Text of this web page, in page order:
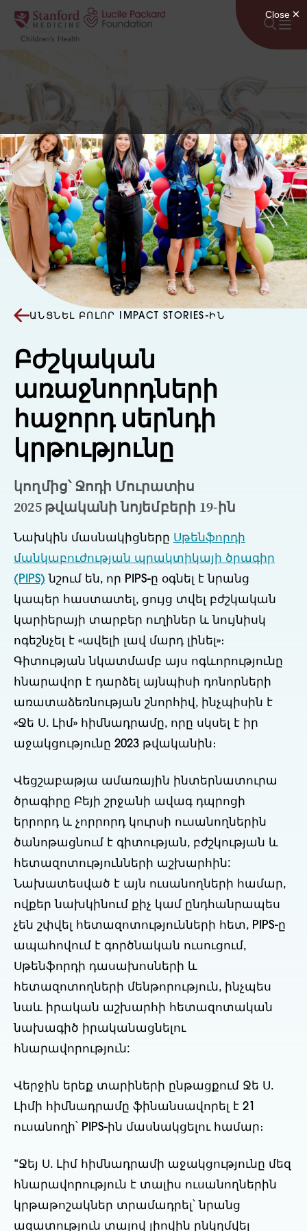
Անցնել բովանդակությանը
ԱՆՑՆԵԼ ԲՈԼՈՐ IMPACT STORIES-ԻՆ
Բժշկական
առաջնորդների
հաջորդ սերնդի
կրթությունը
կողմից՝ Ջոդի Մուրատիս
2025 թվականի նոյեմբերի 19-ին
Նախկին մասնակիցները Սթենֆորդի
մանկաբուժության պրակտիկայի ծրագիր
(PIPS) նշում են, որ PIPS-ը օգնել է նրանց
կապեր հաստատել, ցույց տվել բժշկական
կարիերայի տարբեր ուղիներ և նույնիսկ
ոգեշնչել է «ավելի լավ մարդ լինել»։
Գիտության նկատմամբ այս ոգևորությունը
հնարավոր է դարձել այնպիսի դոնորների
առատաձեռնության շնորհիվ, ինչպիսին է
«Ջե Ս. Լիմ» հիմնադրամը, որը սկսել է իր
աջակցությունը 2023 թվականին։
Վեցշաբաթյա ամառային ինտերնատուրա
ծրագիրը Բեյի շրջանի ավագ դպրոցի
երրորդ և չորրորդ կուրսի ուսանողներին
ծանոթացնում է գիտության, բժշկության և
հետազոտությունների աշխարհին:
Նախատեսված է այն ուսանողների համար,
ովքեր նախկինում քիչ կամ ընդհանրապես
չեն շփվել հետազոտությունների հետ, PIPS-ը
ապահովում է գործնական ուսուցում,
Սթենֆորդի դասախոսների և
հետազոտողների մենթորություն, ինչպես
նաև իրական աշխարհի հետազոտական
նախագիծ իրականացնելու
հնարավորություն:
Վերջին երեք տարիների ընթացքում Ջե Ս.
Լիմի հիմնադրամը ֆինանսավորել է 21
ուսանողի՝ PIPS-ին մասնակցելու համար։
“Ջեյ Ս. Լիմ հիմնադրամի աջակցությունը մեզ
հնարավորություն է տալիս ուսանողներին
կրթաթոշակներ տրամադրել՝ նրանց
ազատություն տալով լիովին ընկղմվել